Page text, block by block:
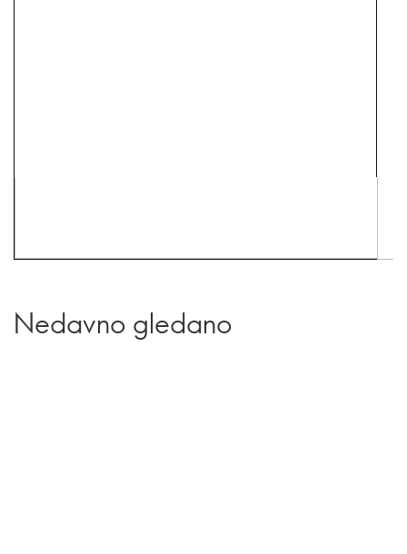
Nedavno gledano